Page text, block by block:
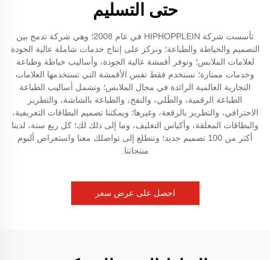
حتى التسليم
تأسست شركة HIPHOPPLEIN في عام 2008؛ وهي شركة تدمج بين
التصميم والخياطة والطباعة؛ ونركز على إنتاج خدمات شاملة عالية الجودة
لعلامات الملابس؛ ونوفر أقمشة عالية الجودة، وأساليب خياطة وطباعة
وخدمات ممتازة؛ نستخدم فقط نفس الأقمشة التي تستخدمها العلامات
التجارية العالمية الرائدة في مجال الملابس؛ وتشمل أساليب الطباعة
الطباعة الرقمية، والطَلي، والنفخ، والطباعة بالشاشة، والتطريز
الاحترافي، والتطريز بالرقعة، وغيرها؛ ويمكننا تصميم البطاقات التعريفية،
والبطاقات المعلقة، وأكياس التغليف، وما إلى ذلك لك؛ كل ربع سنة، لدينا
أكثر من 100 تصميم جديد؛ ونتطلع إلى تواصلك معنا واستعراض ألبوم
منتجاتنا.
احصل على عرض سعر